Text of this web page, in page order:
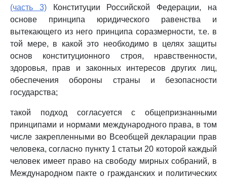
(часть 3)Конституции Российской Федерации, на
основе принципа юридического равенства и
вытекающего из него принципа соразмерности, т.е. в
той мере, в какой это необходимо в целях защиты
основ конституционного строя, нравственности,
здоровья, прав и законных интересов других лиц,
обеспечения обороны страны и безопасности
государства;
такой подход согласуется с общепризнанными
принципами и нормами международного права, в том
числе закрепленными во Всеобщей декларации прав
человека, согласно пункту 1 статьи 20 которой каждый
человек имеет право на свободу мирных собраний, в
Международном пакте о гражданских и политических